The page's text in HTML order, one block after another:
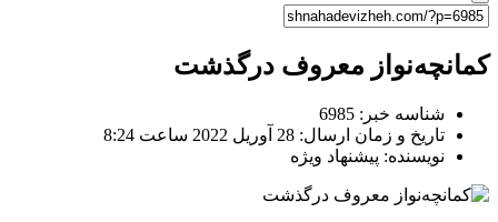
کمانچه‌نواز معروف درگذشت
شناسه خبر: 6985
تاریخ و زمان ارسال: 28 آوریل 2022 ساعت 8:24
نویسنده: پیشنهاد ویژه